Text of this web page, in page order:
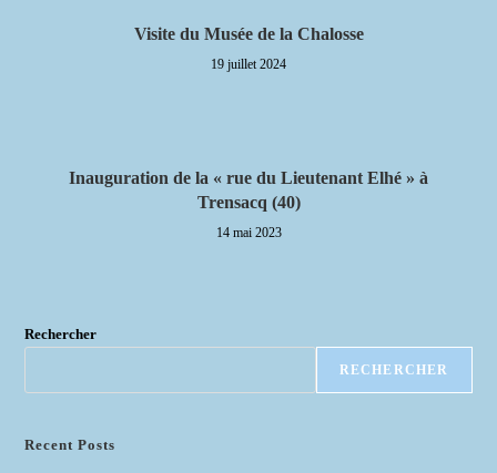
Visite du Musée de la Chalosse
19 juillet 2024
Inauguration de la « rue du Lieutenant Elhé » à
Trensacq (40)
14 mai 2023
Rechercher
RECHERCHER
Recent Posts